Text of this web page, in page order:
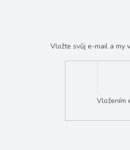
Vložte svůj e-mail a my
Vložením